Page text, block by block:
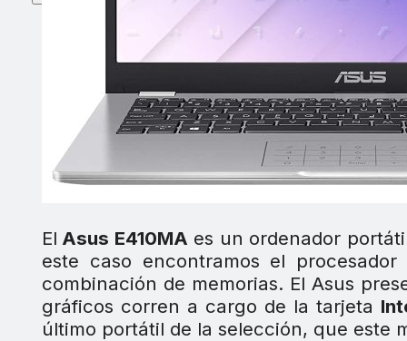
El Asus E410MA es un ordenador
este caso encontramos el
combinación de memorias. El Asus
gráficos corren a cargo de la tarjeta
último portátil de la selección, que este